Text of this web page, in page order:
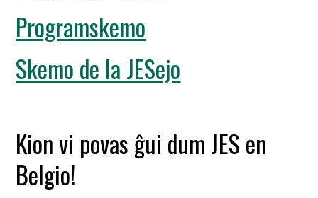
Programskemo
Skemo de la JESejo
Kion vi povas ĝui dum JES en
Belgio!